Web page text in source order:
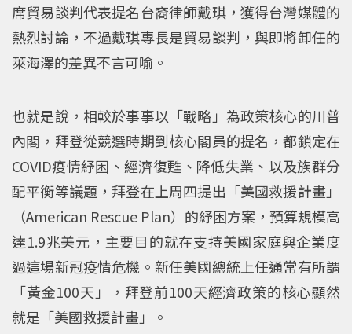
席貿易談判代表提名台裔律師戴琪，獲得台灣媒體的
熱烈討論，不過戴琪專長是貿易談判，與即將卸任的
萊海澤的差異不言可喻。
也就是說，相較於事事以「戰略」為政策核心的川普
內閣，拜登從競選時期到核心閣員的提名，都鎖定在
COVID疫情紓困、經濟復甦、降低失業、以及族群分
配平衡等議題，拜登在上周四提出「美國救援計畫」
（American Rescue Plan）的紓困方案，預算規模高
達1.9兆美元，主要目的就在支持美國家庭與企業度
過這場新冠疫情危機。新任美國總統上任通常有所謂
「黃金100天」，拜登前100天經濟政策的核心顯然
就是「美國救援計畫」。